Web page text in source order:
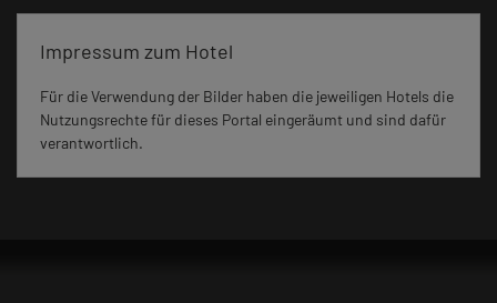
Impressum zum Hotel
Für die Verwendung der Bilder haben die jeweiligen Hotels die
Nutzungsrechte für dieses Portal eingeräumt und sind dafür
verantwortlich.